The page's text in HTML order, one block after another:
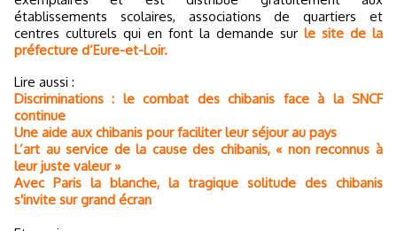
établissements scolaires, associations de quartiers et
centres culturels qui en font la demande sur le site de la
préfecture d’Eure-et-Loir.
Lire aussi :
Discriminations : le combat des chibanis face à la SNCF
continue
Une aide aux chibanis pour faciliter leur séjour au pays
L’art au service de la cause des chibanis, « non reconnus à
leur juste valeur »
Avec Paris la blanche, la tragique solitude des chibanis
s'invite sur grand écran